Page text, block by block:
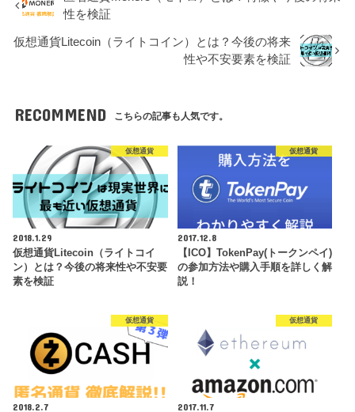
性を検証
仮想通貨Litecoin（ライトコイン）とは？今後の将来
性や不安要素を検証
RECOMMEND こちらの記事も人気です。
仮想通貨
2018.1.29
仮想通貨Litecoin（ライトコイ
ン）とは？今後の将来性や不安要
素を検証
仮想通貨
2017.12.8
【ICO】TokenPay(トークンペイ)
の参加方法や購入手順を詳しく解
説！
仮想通貨
2018.2.7
仮想通貨
2017.11.7